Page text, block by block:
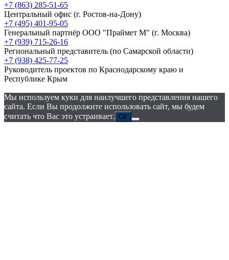
+7 (863) 285-51-65
Центральный офис (г. Ростов-на-Дону)
+7 (495) 401-95-05
Генеральный партнёр ООО "Праймет М" (г. Москва)
+7 (939) 715-26-16
Региональный представитель (по Самарской области)
+7 (938) 425-77-25
Руководитель проектов по Краснодарскому краю и
Республике Крым
Мы используем куки для наилучшего представления нашего
сайта. Если Вы продолжите использовать сайт, мы будем
считать что Вас это устраивает. Ok